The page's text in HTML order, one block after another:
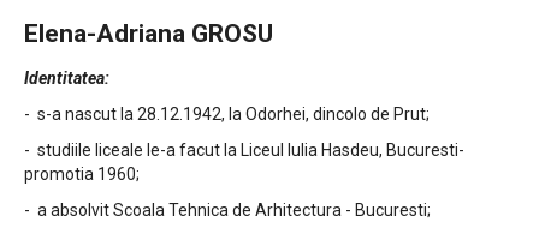
Elena-Adriana GROSU
Identitatea:
- s-a nascut la 28.12.1942, la Odorhei, dincolo de Prut;
- studiile liceale le-a facut la Liceul Iulia Hasdeu, Bucuresti-
promotia 1960;
- a absolvit Scoala Tehnica de Arhitectura - Bucuresti;